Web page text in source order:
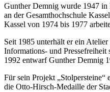
Gunther Demnig wurde 1947 in
an der Gesamthochschule
Kassel von 1974 bis 1977
Seit 1985 unterhält er ein
Informations- und
1992 entwarf Gunther Demnig
Für sein Projekt
die Otto-Hirsch-Medaille der